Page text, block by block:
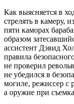
Как выясняется в
стрелять в камеру,
пяти каморах
образом
ассистент Дэвид
правила
не проверил
не убедился в
могиле, режиссер с
а оружие при